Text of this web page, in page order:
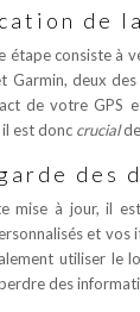
de
étape consiste à
Garmin, deux
de votre GPS
est donc crucial
des
mise à jour, il
et vos
utiliser le
des